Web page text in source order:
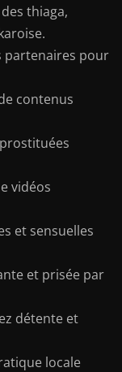
thiaga,
partenaires pour
contenus
vidéos
et sensuelles
et prisée par
détente et
locale